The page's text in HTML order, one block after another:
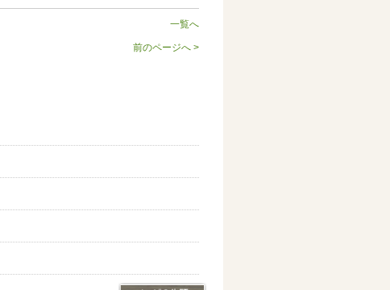
一覧へ
前のページへ >